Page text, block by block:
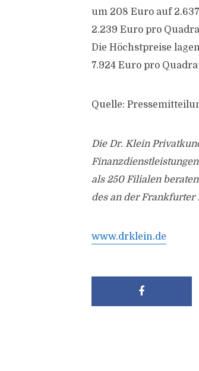
um 208 Euro auf
2.239 Euro pro
Die Höchstpreise
7.924 Euro pro
Quelle:
Die Dr. Klein
als 250 Filialen
des an der Frankfurter
www.drklein.de